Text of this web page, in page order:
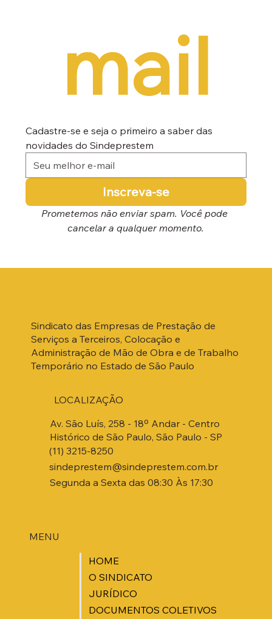
mail
Cadastre-se e seja o primeiro a saber das
novidades do Sindeprestem
Inscreva-se
Prometemos não enviar spam. Você pode
cancelar a qualquer momento.
Sindicato das Empresas de Prestação de
Serviços a Terceiros, Colocação e
Administração de Mão de Obra e de Trabalho
Temporário no Estado de São Paulo
MENU
HOME
O SINDICATO
JURÍDICO
DOCUMENTOS COLETIVOS
Av. São Luís, 258 - 18º Andar - Centro
Histórico de São Paulo, São Paulo - SP
(11) 3215-8250
sindeprestem@sindeprestem.com.br
Segunda a Sexta das 08:30 Às 17:30
LOCALIZAÇÃO